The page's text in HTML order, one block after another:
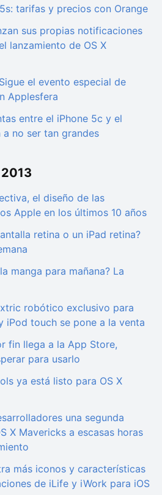
tarifas y precios con Orange
sus propias notificaciones
lanzamiento de OS X
el evento especial de
Applesfera
entre el iPhone 5c y el
a no ser tan grandes
el diseño de las
Apple en los últimos 10 años
retina o un iPad retina?
manga para mañana? La
robótico exclusivo para
iPod touch se pone a la venta
fin llega a la App Store,
para usarlo
ya está listo para OS X
una segunda
X Mavericks a escasas horas
más iconos y características
de iLife y iWork para iOS